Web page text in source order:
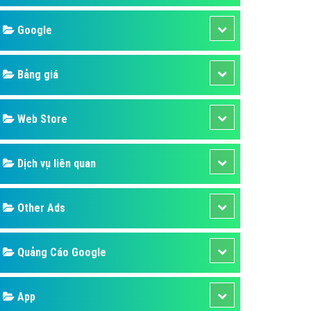
gì
ứng dụng hay
Google
Bảng giá
Web Store
Dịch vụ liên quan
Other Ads
Quảng Cáo Google
App